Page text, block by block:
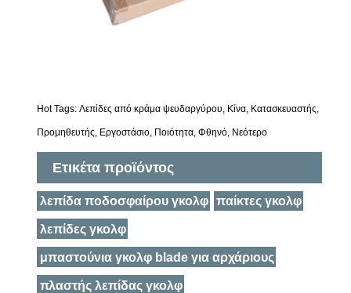
Hot Tags: Λεπίδες από κράμα ψευδαργύρου, Κίνα, Κατασκευαστής,
Προμηθευτής, Εργοστάσιο, Ποιότητα, Φθηνό, Νεότερο
Ετικέτα προϊόντος
λεπίδα ποδοσφαίρου γκολφ παίκτες γκολφ
λεπίδες γκολφ
μπαστούνια γκολφ blade για αρχάριους
πλαστής λεπίδας γκολφ